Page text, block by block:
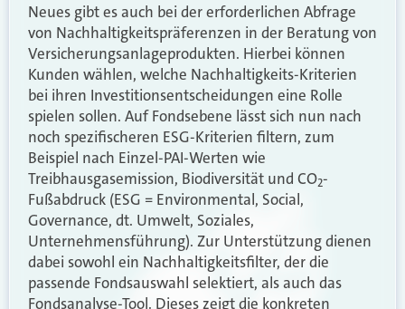
Neues gibt es auch bei der erforderlichen Abfrage
von Nachhaltigkeitspräferenzen in der Beratung von
Versicherungsanlageprodukten. Hierbei können
Kunden wählen, welche Nachhaltigkeits-Kriterien
bei ihren Investitionsentscheidungen eine Rolle
spielen sollen. Auf Fondsebene lässt sich nun nach
noch spezifischeren ESG-Kriterien filtern, zum
Beispiel nach Einzel-PAI-Werten wie
Treibhausgasemission, Biodiversität und CO2-
Fußabdruck (ESG = Environmental, Social,
Governance, dt. Umwelt, Soziales,
Unternehmensführung). Zur Unterstützung dienen
dabei sowohl ein Nachhaltigkeitsfilter, der die
passende Fondsauswahl selektiert, als auch das
Fondsanalyse-Tool. Dieses zeigt die konkreten